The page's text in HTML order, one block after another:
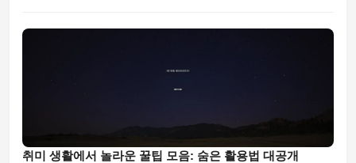
취미 생활에서 놀라운 꿀팁 모음: 숨은 활용법 대공개